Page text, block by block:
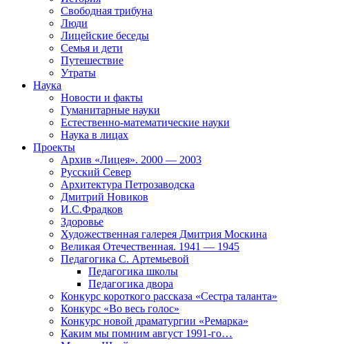
Свободная трибуна
Люди
Лицейские беседы
Семья и дети
Путешествие
Утраты
Наука
Новости и факты
Гуманитарные науки
Естественно-математические науки
Наука в лицах
Проекты
Архив «Лицея». 2000 — 2003
Русский Север
Архитектура Петрозаводска
Дмитрий Новиков
И.С.Фрадков
Здоровье
Художественная галерея Дмитрия Москина
Великая Отечественная. 1941 — 1945
Педагогика С. Артемьевой
Педагогика школы
Педагогика двора
Конкурс короткого рассказа «Сестра таланта»
Конкурс «Во весь голос»
Конкурс новой драматургии «Ремарка»
Каким мы помним август 1991-го…